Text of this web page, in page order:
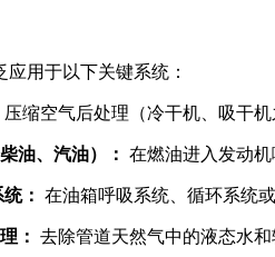
用于以下关键系统：
压缩空气后处理（冷干机、吸干
油、汽油）： 在燃油进入发动
： 在油箱呼吸系统、循环系统
： 去除管道天然气中的液态水和